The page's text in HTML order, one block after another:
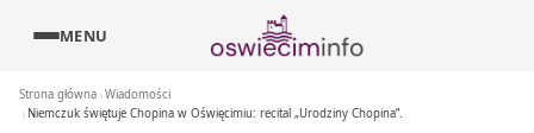
MENU
Strona główna Wiadomości
Niemczuk świętuje Chopina w Oświęcimiu: recital „Urodziny Chopina”.